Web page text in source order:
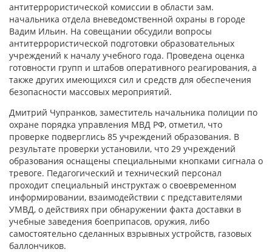
антитеррористической комиссии в области зам.
начальника отдела вневедомственной охраны в городе
Вадим Ильин. На совещании обсудили вопросы
антитеррористической подготовки образовательных
учреждений к началу учебного года. Проведена оценка
готовности групп и штабов оперативного реагирования, а
также других имеющихся сил и средств для обеспечения
безопасности массовых мероприятий.
Дмитрий Чупранков, заместитель начальника полиции по
охране порядка управления МВД РФ, отметил, что
проверке подверглись 85 учреждений образования. В
результате проверки установили, что 29 учреждений
образования оснащены специальными кнопками сигнала о
тревоге. Педагогический и технический персонал
проходит специальный инструктаж о своевременном
информировании, взаимодействии с представителями
УМВД, о действиях при обнаружении факта доставки в
учебные заведения боеприпасов, оружия, либо
самостоятельно сделанных взрывных устройств, газовых
баллончиков.